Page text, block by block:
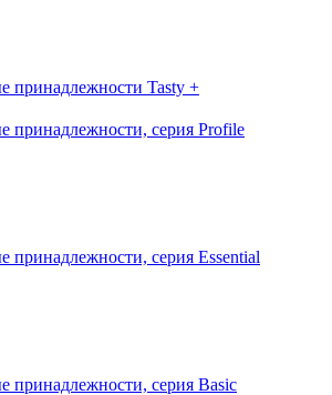
принадлежности Tasty +
принадлежности, серия Profile
принадлежности, серия Essential
принадлежности, серия Basic